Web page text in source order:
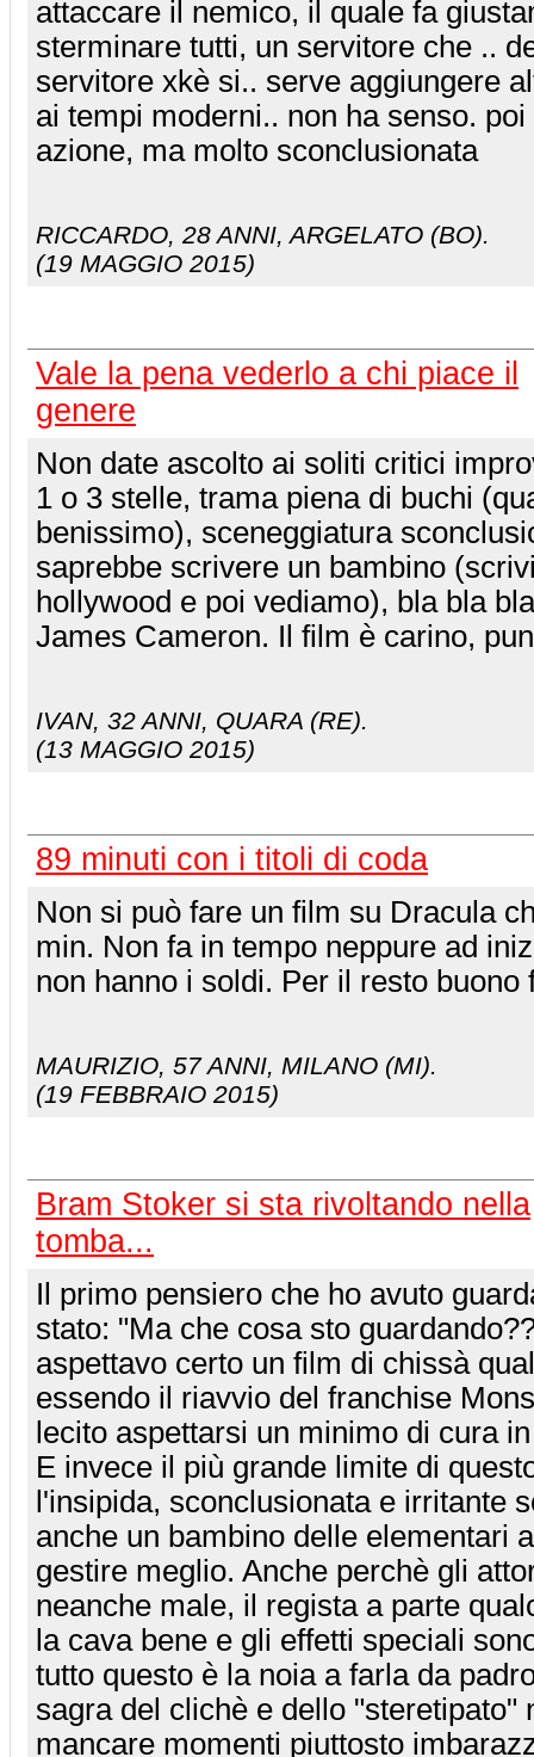
attaccare il nemico, il quale fa
sterminare tutti, un servitore che ..
servitore xkè si.. serve aggiungere
ai tempi moderni.. non ha senso.
azione, ma molto sconclusionata
RICCARDO, 28 ANNI, ARGELATO (BO).
(19 MAGGIO 2015)
Vale la pena vederlo a chi piace il
genere
Non date ascolto ai soliti critici
1 o 3 stelle, trama piena di buchi
benissimo), sceneggiatura
saprebbe scrivere un bambino
hollywood e poi vediamo), bla bla
James Cameron. Il film è carino,
IVAN, 32 ANNI, QUARA (RE).
(13 MAGGIO 2015)
89 minuti con i titoli di coda
Non si può fare un film su Dracula
min. Non fa in tempo neppure ad
non hanno i soldi. Per il resto buono
MAURIZIO, 57 ANNI, MILANO (MI).
(19 FEBBRAIO 2015)
Bram Stoker si sta rivoltando nella
tomba...
Il primo pensiero che ho avuto
stato: "Ma che cosa sto
aspettavo certo un film di chissà
essendo il riavvio del franchise
lecito aspettarsi un minimo di cura
E invece il più grande limite di
l'insipida, sconclusionata e irritante
anche un bambino delle elementari
gestire meglio. Anche perchè gli
neanche male, il regista a parte
la cava bene e gli effetti speciali
tutto questo è la noia a farla da
sagra del clichè e dello "steretipato"
mancare momenti piuttosto